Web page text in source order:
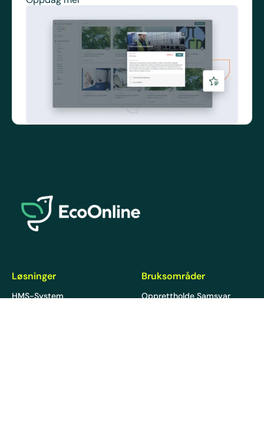
Løsninger
HMS-System
Bruksområder
Opprettholde Samsvar